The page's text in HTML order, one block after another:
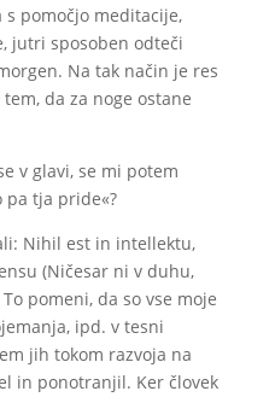
pomočjo meditacije,
jutri sposoben odteči
Na tak način je res
da za noge ostane
v glavi, se mi potem
pa tja pride«?
Nihil est in intellektu,
(Ničesar ni v duhu,
pomeni, da so vse moje
ipd. v tesni
jih tokom razvoja na
in ponotranjil. Ker človek